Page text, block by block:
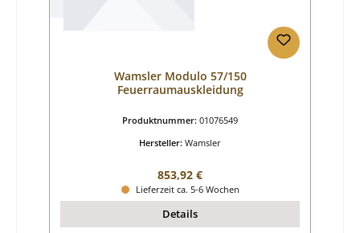
Wamsler Modulo 57/150
Feuerraumauskleidung
Produktnummer: 01076549
Hersteller: Wamsler
Regulärer Preis:
853,92 €
Lieferzeit ca. 5-6 Wochen
Details